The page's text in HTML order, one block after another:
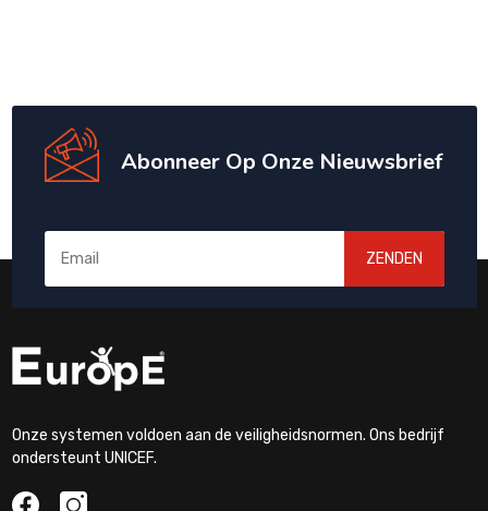
Abonneer Op Onze Nieuwsbrief
ZENDEN
Onze systemen voldoen aan de veiligheidsnormen. Ons bedrijf
ondersteunt UNICEF.